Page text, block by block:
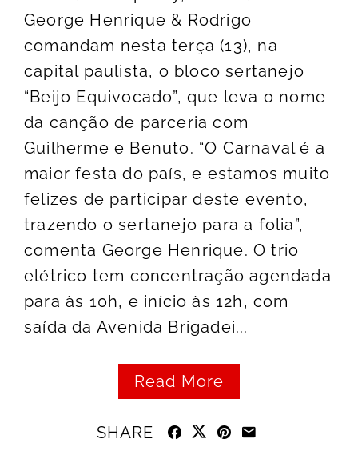
George Henrique & Rodrigo
comandam nesta terça (13), na
capital paulista, o bloco sertanejo
“Beijo Equivocado”, que leva o nome
da canção de parceria com
Guilherme e Benuto. “O Carnaval é a
maior festa do país, e estamos muito
felizes de participar deste evento,
trazendo o sertanejo para a folia”,
comenta George Henrique. O trio
elétrico tem concentração agendada
para às 10h, e início às 12h, com
saída da Avenida Brigadei...
Read More
SHARE